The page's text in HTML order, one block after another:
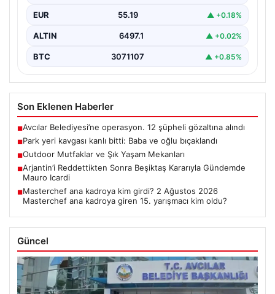
EUR 55.19 ▲ +0.18%
ALTIN 6497.1 ▲ +0.02%
BTC 3071107 ▲ +0.85%
Son Eklenen Haberler
■Avcılar Belediyesi’ne operasyon. 12 şüpheli gözaltına alındı
■Park yeri kavgası kanlı bitti: Baba ve oğlu bıçaklandı
■Outdoor Mutfaklar ve Şık Yaşam Mekanları
■Arjantin’i Reddettikten Sonra Beşiktaş Kararıyla Gündemde
Mauro Icardi
■Masterchef ana kadroya kim girdi? 2 Ağustos 2026
Masterchef ana kadroya giren 15. yarışmacı kim oldu?
Güncel